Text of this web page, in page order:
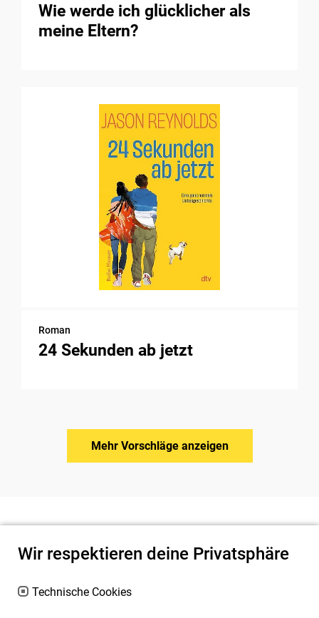
Wie werde ich glücklicher als
meine Eltern?
Roman
24 Sekunden ab jetzt
Mehr Vorschläge anzeigen
Wir respektieren deine Privatsphäre
Technische Cookies